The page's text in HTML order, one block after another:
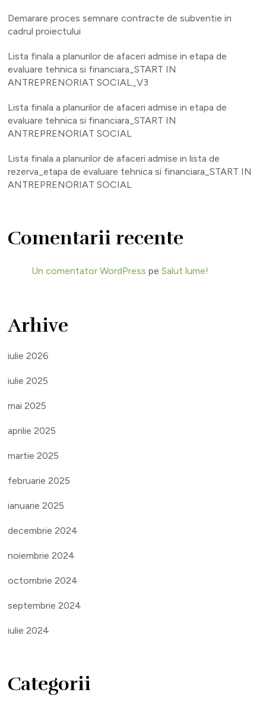
Demarare proces semnare contracte de subventie in
cadrul proiectului
Lista finala a planurilor de afaceri admise in etapa de
evaluare tehnica si financiara_START IN
ANTREPRENORIAT SOCIAL_V3
Lista finala a planurilor de afaceri admise in etapa de
evaluare tehnica si financiara_START IN
ANTREPRENORIAT SOCIAL
Lista finala a planurilor de afaceri admise in lista de
rezerva_etapa de evaluare tehnica si financiara_START IN
ANTREPRENORIAT SOCIAL
Comentarii recente
Un comentator WordPress peSalut lume!
Arhive
iulie 2026
iulie 2025
mai 2025
aprilie 2025
martie 2025
februarie 2025
ianuarie 2025
decembrie 2024
noiembrie 2024
octombrie 2024
septembrie 2024
iulie 2024
Categorii